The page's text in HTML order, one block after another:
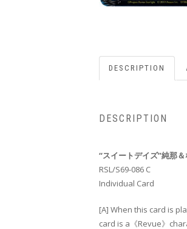
DESCRIPTION
DESCRIPTION
“スイートデイズ”純那
RSL/S69-086 C
Individual Card
[A] When this card is
card is a《Revue》